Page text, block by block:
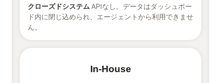
クローズドシステム APIなし。データはダッシュボー
ド内に閉じ込められ、エージェントから利用できませ
ん。
In-House